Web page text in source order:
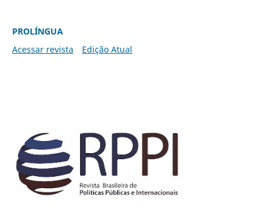
PROLÍNGUA
Acessar revista
Edição Atual